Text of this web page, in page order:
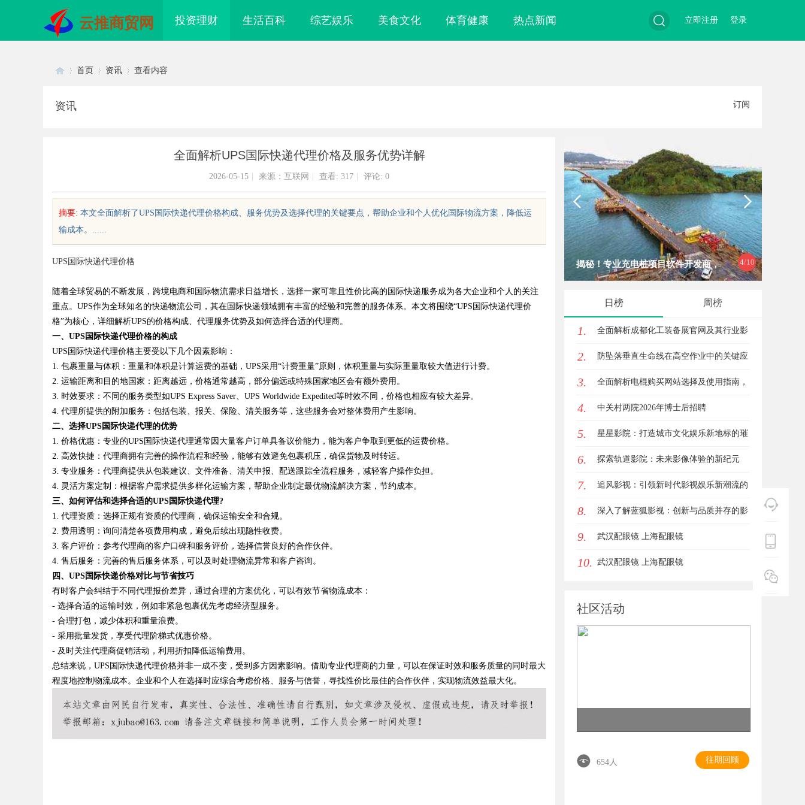
云推商贸网 投资理财 生活百科 综艺娱乐 美食文化 体育健康 热点新闻 登录
立即注册
!
Bo
首页 资讯 查看内容
资讯 订阅
全面解析UPS国际快递代理价格及服务优势详解
2026-05-15 来源：互联网 查看: 317 评论: 0
摘要: 本文全面解析了UPS国际快递代理价格构成、服务优势及选择代理的关键要点，帮助企业和个人优化国际物流方案，降低运
输成本。......
UPS国际快递代理价格
随着全球贸易的不断发展，跨境电商和国际物流需求日益增长，选择一家可靠且性价比高的国际快递服务成为各大企业和个人的关注
重点。UPS作为全球知名的快递物流公司，其在国际快递领域拥有丰富的经验和完善的服务体系。本文将围绕“UPS国际快递代理价
格”为核心，详细解析UPS的价格构成、代理服务优势及如何选择合适的代理商。
一、UPS国际快递代理价格的构成
UPS国际快递代理价格主要受以下几个因素影响：
1. 包裹重量与体积 ：重量和体积是计算运费的基础，UPS采用“计费重量”原则，体积重量与实际重量取较大值进行计费。
2. 运输距离和目的地国家 ：距离越远，价格通常越高，部分偏远或特殊国家地区会有额外费用。
3. 时效要求 ：不同的服务类型如UPS Express Saver、UPS Worldwide Expedited等时效不同，价格也相应有较大差异。
4. 代理所提供的附加服务 ：包括包装、报关、保险、清关服务等，这些服务会对整体费用产生影响。
二、选择UPS国际快递代理的优势
1. 价格优惠 ：专业的UPS国际快递代理通常因大量客户订单具备议价能力，能为客户争取到更低的运费价格。
2. 高效快捷 ：代理商拥有完善的操作流程和经验，能够有效避免包裹积压，确保货物及时转运。
3. 专业服务 ：代理商提供从包装建议、文件准备、清关申报、配送跟踪全流程服务，减轻客户操作负担。
4. 灵活方案定制 ：根据客户需求提供多样化运输方案，帮助企业制定最优物流解决方案，节约成本。
三、如何评估和选择合适的UPS国际快递代理?
1. 代理资质 ：选择正规有资质的代理商，确保运输安全和合规。
2. 费用透明 ：询问清楚各项费用构成，避免后续出现隐性收费。
3. 客户评价 ：参考代理商的客户口碑和服务评价，选择信誉良好的合作伙伴。
4. 售后服务 ：完善的售后服务体系，可以及时处理物流异常和客户咨询。
四、UPS国际快递价格对比与节省技巧
有时客户会纠结于不同代理报价差异，通过合理的方案优化，可以有效节省物流成本：
- 选择合适的运输时效，例如非紧急包裹优先考虑经济型服务。
- 合理打包，减少体积和重量浪费。
- 采用批量发货，享受代理阶梯式优惠价格。
- 及时关注代理商促销活动，利用折扣降低运输费用。
总结来说，UPS国际快递代理价格并非一成不变，受到多方因素影响。借助专业代理商的力量，可以在保证时效和服务质量的同时最大
程度地控制物流成本。企业和个人在选择时应综合考虑价格、服务与信誉，寻找性价比最佳的合作伙伴，实现物流效益最大化。
4/10
年纯电轻卡囤货指南：奥铃极电
全系解析，跑得多省得多 花钱，ai却天天给他免费派单？
揭秘！专业充电桩项目软件开发商，
日榜 周榜
1. 全面解析成都化工装备展官网及其行业影
响力
2. 防坠落垂直生命线在高空作业中的关键应
用与安全保障
3. 全面解析电棍购买网站选择及使用指南，
保障安全与合法性
4. 中关村两院2026年博士后招聘
5. 星星影院：打造城市文化娱乐新地标的璀
璨明珠
6. 探索轨道影院：未来影像体验的新纪元
7. 追风影视：引领新时代影视娱乐新潮流的
创新平台
8. 深入了解蓝狐影视：创新与品质并存的影
视平台
9. 武汉配眼镜 上海配眼镜
10. 武汉配眼镜 上海配眼镜
社区活动
654人 往期回顾